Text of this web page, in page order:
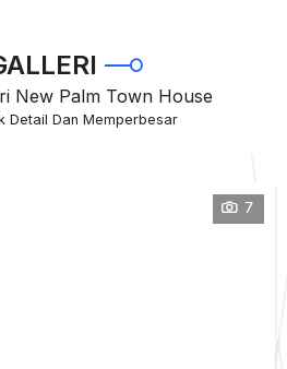
New Palm Town House
Detail Dan Memperbesar
7